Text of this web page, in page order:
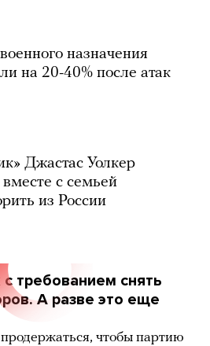
назначения
на 20-40% после атак
Джастас Уолкер
вместе с семьей
из России
требованием снять
А разве это еще
чтобы партию